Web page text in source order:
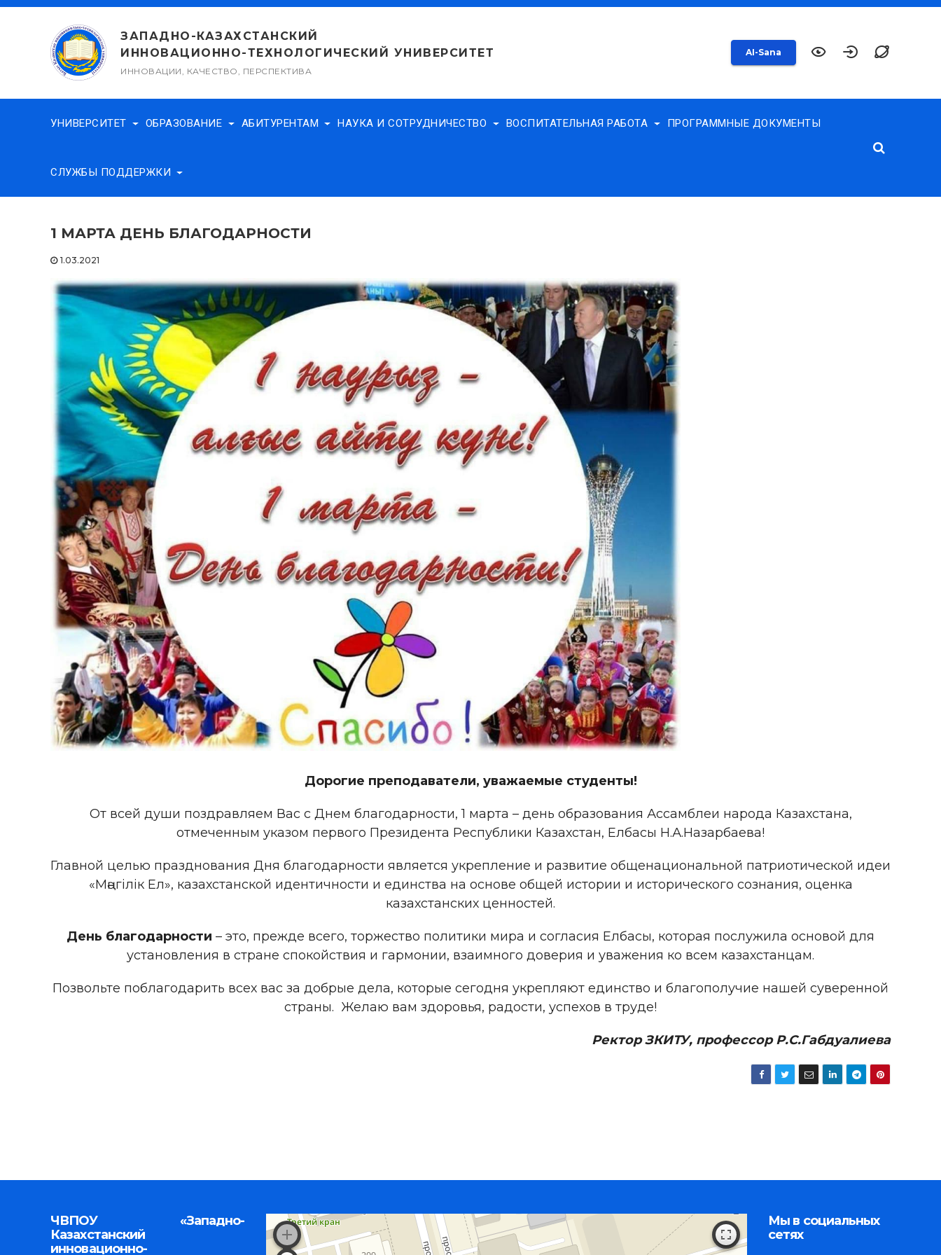
Перейти
содержимому
ЗАПАДНО-КАЗАХСТАНСКИЙ
ИННОВАЦИОННО-ТЕХНОЛОГИЧЕСКИЙ УНИВЕРСИТЕТ
ИННОВАЦИИ, КАЧЕСТВО, ПЕРСПЕКТИВА
AI-Sana
УНИВЕРСИТЕТ ОБРАЗОВАНИЕ АБИТУРЕНТАМ НАУКА И СОТРУДНИЧЕСТВО ВОСПИТАТЕЛЬНАЯ РАБОТА ПРОГРАММНЫЕ ДОКУМЕНТЫ
СЛУЖБЫ ПОДДЕРЖКИ
1 МАРТА ДЕНЬ БЛАГОДАРНОСТИ
1.03.2021
Дорогие преподаватели, уважаемые студенты!
От всей души поздравляем Вас с Днем благодарности, 1 марта – день образования Ассамблеи народа Казахстана,
отмеченным указом первого Президента Республики Казахстан, Елбасы Н.А.Назарбаева!
Главной целью празднования Дня благодарности является укрепление и развитие общенациональной патриотической идеи
«Мәңгілік Ел», казахстанской идентичности и единства на основе общей истории и исторического сознания, оценка
казахстанских ценностей.
День благодарности – это, прежде всего, торжество политики мира и согласия Елбасы, которая послужила основой для
установления в стране спокойствия и гармонии, взаимного доверия и уважения ко всем казахстанцам.
Позвольте поблагодарить всех вас за добрые дела, которые сегодня укрепляют единство и благополучие нашей суверенной
страны. Желаю вам здоровья, радости, успехов в труде!
Ректор ЗКИТУ, профессор Р.С.Габдуалиева
ЧВПОУ «Западно-
Казахстанский
инновационно-
Мы в социальных
сетях